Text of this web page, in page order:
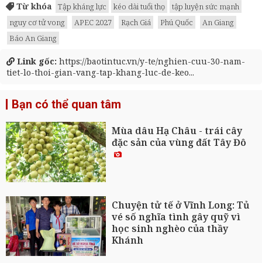
Từ khóa Tập kháng lực kéo dài tuổi thọ
tập luyện sức mạnh
nguy cơ tử vong
APEC 2027 Rạch Giá Phú Quốc
An Giang
Báo An Giang
Link gốc: https://baotintuc.vn/y-te/nghien-cuu-30-nam-
tiet-lo-thoi-gian-vang-tap-khang-luc-de-keo...
Bạn có thể quan tâm
Mùa dâu Hạ Châu - trái cây
đặc sản của vùng đất Tây Đô
Chuyện tử tế ở Vĩnh Long: Tủ
vé số nghĩa tình gây quỹ vì
học sinh nghèo của thầy
Khánh